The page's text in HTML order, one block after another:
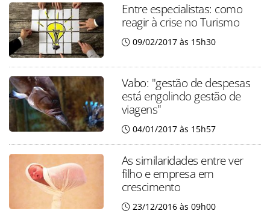
Entre especialistas: como
reagir à crise no Turismo
09/02/2017 às 15h30
Vabo: "gestão de despesas
está engolindo gestão de
viagens"
04/01/2017 às 15h57
As similaridades entre ver
filho e empresa em
crescimento
23/12/2016 às 09h00